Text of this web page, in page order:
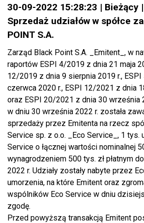
30-09-2022 15:28:23 | Bieżący
Sprzedaż udziałów w spółce
POINT S.A.
Zarząd Black Point S.A. _Emitent_, w
raportów ESPI 4/2019 z dnia 21 maja
12/2019 z dnia 9 sierpnia 2019 r.,
czerwca 2020 r., ESPI 12/2021 z dnia
oraz ESPI 20/2021 z dnia 30 września
w dniu 30 września 2022 r. została
sprzedaży przez Emitenta na rzecz
Service sp. z o.o. _Eco Service_, 1 tys.
Service o łącznej wartości nominalnej
wynagrodzeniem 500 tys. zł płatnym
2022 r. Udziały zostały nabyte przez
umorzenia, na które Emitent oraz
wspólników Eco Service w dniu
zgodę.
Przed powyższą transakcją Emitent